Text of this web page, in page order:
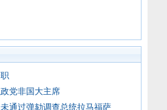
党非国大主席
通过弹劾调查总统拉马福萨